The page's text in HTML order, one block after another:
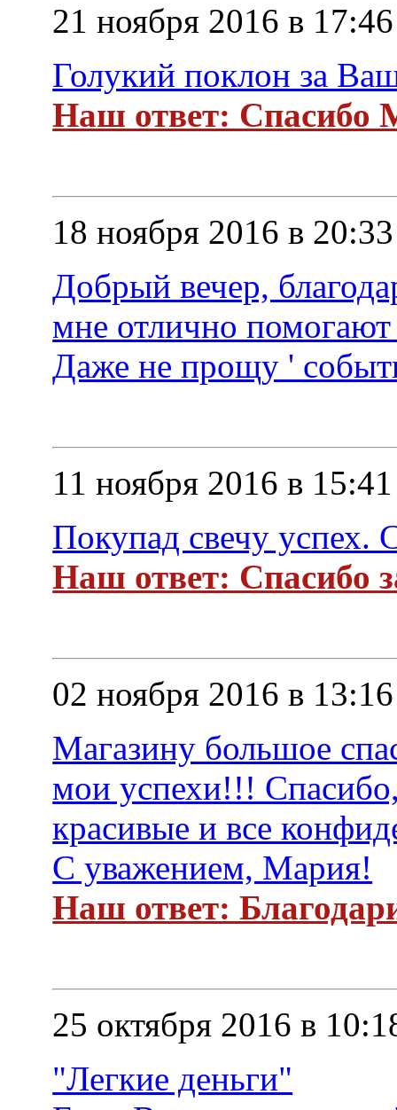
21 ноября 2016 в 17:46
Голукий поклон за
Наш ответ: Спасибо
18 ноября 2016 в 20:33
Добрый вечер,
мне отлично
Даже не прощу '
11 ноября 2016 в 15:41
Покупад свечу успех.
Наш ответ: Спасибо
02 ноября 2016 в 13:16
Магазину большое
мои успехи!!! Спасибо,
красивые и все
С уважением, Мария!
Наш ответ:
25 октября 2016 в
"Легкие деньги"